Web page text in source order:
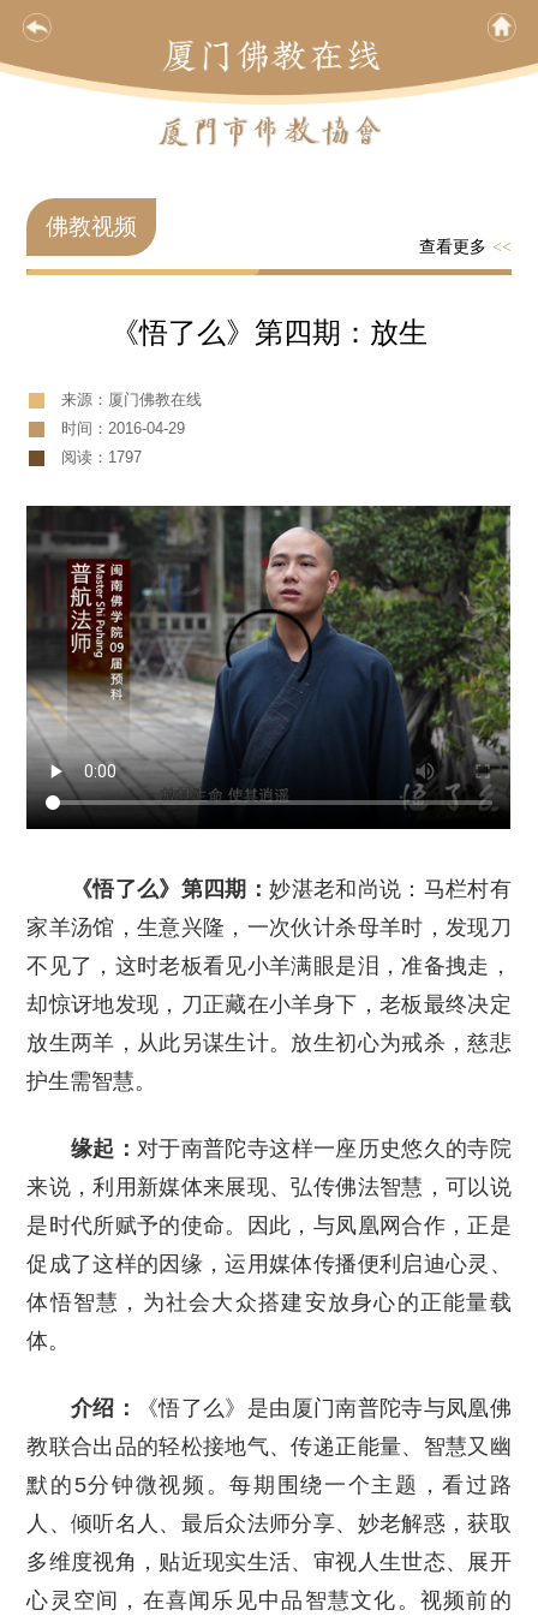
佛教视频
查看更多 <<
《悟了么》第四期：放生
来源：厦门佛教在线
时间：2016-04-29
阅读：1797
《悟了么》第四期：妙湛老和尚说：马栏村有
家羊汤馆，生意兴隆，一次伙计杀母羊时，发现刀
不见了，这时老板看见小羊满眼是泪，准备拽走，
却惊讶地发现，刀正藏在小羊身下，老板最终决定
放生两羊，从此另谋生计。放生初心为戒杀，慈悲
护生需智慧。
缘起： 对于南普陀寺这样一座历史悠久的寺院
来说，利用新媒体来展现、弘传佛法智慧，可以说
是时代所赋予的使命。因此，与凤凰网合作，正是
促成了这样的因缘，运用媒体传播便利启迪心灵、
体悟智慧，为社会大众搭建安放身心的正能量载
体。
介绍：
《悟了么》是由厦门南普陀寺与凤凰佛
教联合出品的轻松接地气、传递正能量、智慧又幽
默的5分钟微视频。每期围绕一个主题，看过路
人、倾听名人、最后众法师分享、妙老解惑，获取
多维度视角，贴近现实生活、审视人生世态、展开
心灵空间，在喜闻乐见中品智慧文化。视频前的